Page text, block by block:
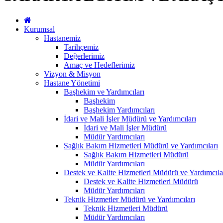
Kurumsal
Hastanemiz
Tarihçemiz
Değerlerimiz
Amaç ve Hedeflerimiz
Vizyon & Misyon
Hastane Yönetimi
Başhekim ve Yardımcıları
Başhekim
Başhekim Yardımcıları
İdari ve Mali İşler Müdürü ve Yardımcıları
İdari ve Mali İşler Müdürü
Müdür Yardımcıları
Sağlık Bakım Hizmetleri Müdürü ve Yardımcıları
Sağlık Bakım Hizmetleri Müdürü
Müdür Yardımcıları
Destek ve Kalite Hizmetleri Müdürü ve
Destek ve Kalite Hizmetleri Müdürü
Müdür Yardımcıları
Teknik Hizmetler Müdürü ve Yardımcıları
Teknik Hizmetleri Müdürü
Müdür Yardımcıları